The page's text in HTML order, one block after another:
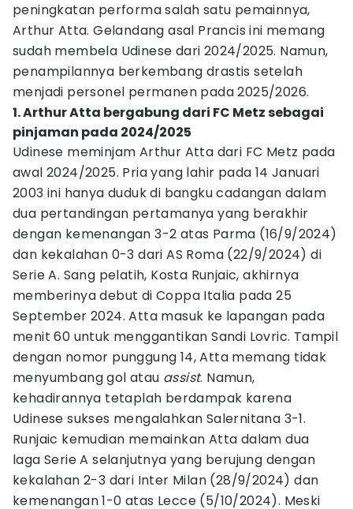
peningkatan performa salah satu pemainnya,
Arthur Atta. Gelandang asal Prancis ini memang
sudah membela Udinese dari 2024/2025. Namun,
penampilannya berkembang drastis setelah
menjadi personel permanen pada 2025/2026.
1. Arthur Atta bergabung dari FC Metz sebagai
pinjaman pada 2024/2025
Udinese meminjam Arthur Atta dari FC Metz pada
awal 2024/2025. Pria yang lahir pada 14 Januari
2003 ini hanya duduk di bangku cadangan dalam
dua pertandingan pertamanya yang berakhir
dengan kemenangan 3-2 atas Parma (16/9/2024)
dan kekalahan 0-3 dari AS Roma (22/9/2024) di
Serie A. Sang pelatih, Kosta Runjaic, akhirnya
memberinya debut di Coppa Italia pada 25
September 2024. Atta masuk ke lapangan pada
menit 60 untuk menggantikan Sandi Lovric. Tampil
dengan nomor punggung 14, Atta memang tidak
menyumbang gol atau assist. Namun,
kehadirannya tetaplah berdampak karena
Udinese sukses mengalahkan Salernitana 3-1.
Runjaic kemudian memainkan Atta dalam dua
laga Serie A selanjutnya yang berujung dengan
kekalahan 2-3 dari Inter Milan (28/9/2024) dan
kemenangan 1-0 atas Lecce (5/10/2024). Meski